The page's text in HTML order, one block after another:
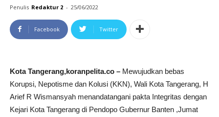
Penulis Redaktur 2 - 25/06/2022
Facebook Twitter
Kota Tangerang,koranpelita.co – Mewujudkan bebas
Korupsi, Nepotisme dan Kolusi (KKN), Wali Kota Tangerang, H
Arief R Wismansyah menandatangani pakta Integritas dengan
Kejari Kota Tangerang di Pendopo Gubernur Banten ,Jumat